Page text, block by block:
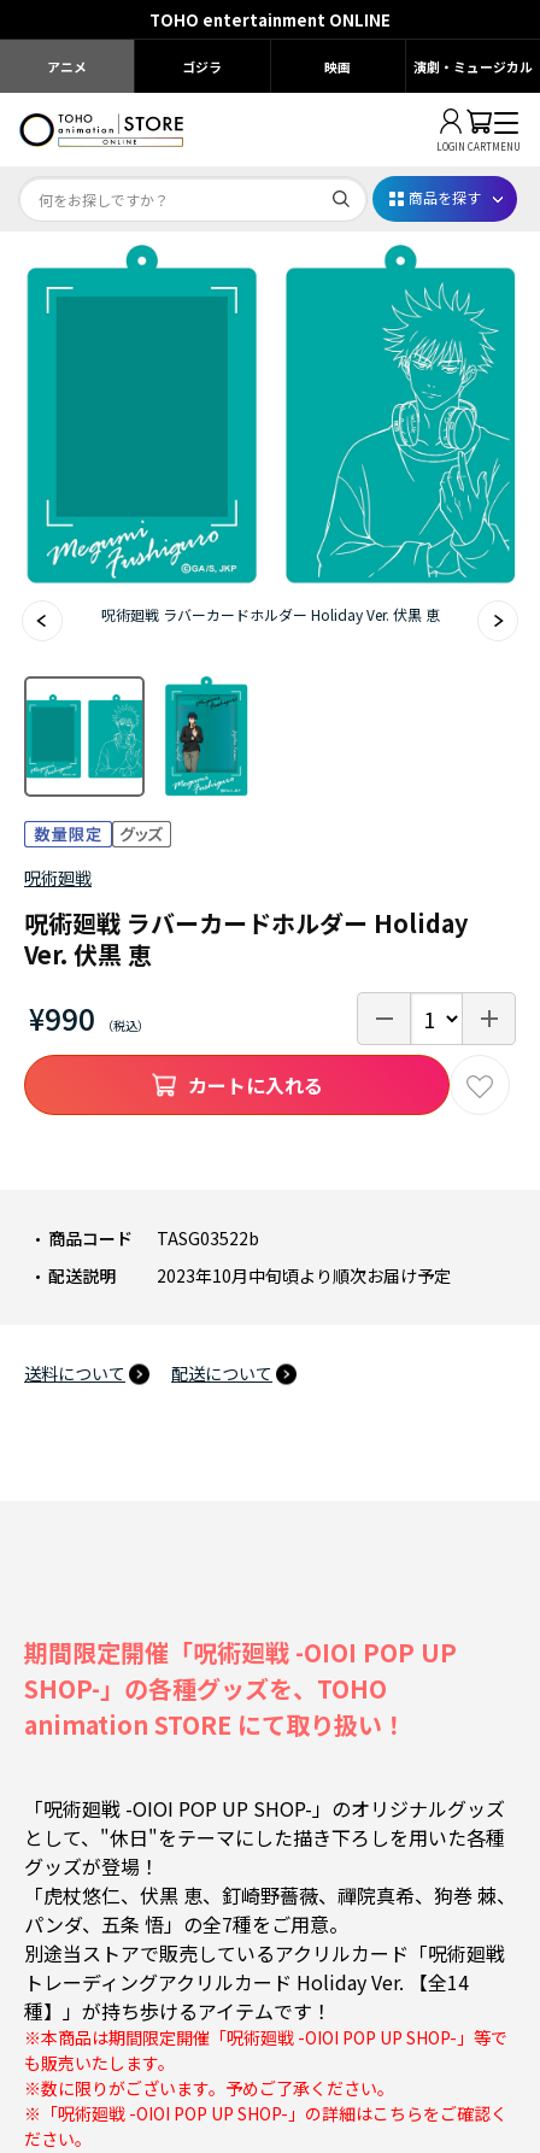
TOHO entertainment ONLINE
アニメ ゴジラ 映画 演劇・ミュージカル
LOGIN CARTMENU
Dr.STONE STONE FES.2026
アニメ『僕のヒーローアカデミア』10周年
『無職転生Ⅲ ～異世界行ったら本気だす～』
『ふつつかな悪女ではございますが ～雛宮蝶鼠と
りかえ伝～』
商品を探す
呪術廻戦 ラバーカードホルダー Holiday Ver. 伏黒 恵
呪術廻戦
呪術廻戦 ラバーカードホルダー Holiday
Ver. 伏黒 恵
¥990
商品コード
TASG03522b
配送説明
2023年10月中旬頃より順次お届け予定
送料について 配送について
カートに入れる
期間限定開催「呪術廻戦 -OIOI POP UP
SHOP-」の各種グッズを、TOHO
animation STORE にて取り扱い！
「呪術廻戦 -OIOI POP UP SHOP-」のオリジナルグッズ
として、"休日"をテーマにした描き下ろしを用いた各種
グッズが登場！
「虎杖悠仁、伏黒 恵、釘崎野薔薇、禪院真希、狗巻 棘、
パンダ、五条 悟」の全7種をご用意。
別途当ストアで販売しているアクリルカード「呪術廻戦
トレーディングアクリルカード Holiday Ver. 【全14
種】」が持ち歩けるアイテムです！
※本商品は期間限定開催「呪術廻戦 -OIOI POP UP SHOP-」等で
も販売いたします。
※数に限りがございます。予めご了承ください。
※「呪術廻戦 -OIOI POP UP SHOP-」の詳細はこちらをご確認く
ださい。